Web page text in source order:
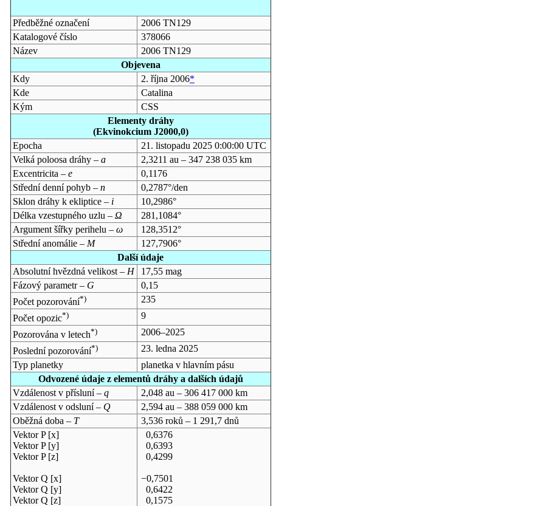
Předběžné označení
2006 TN129
Katalogové číslo
378066
Název
2006 TN129
Objevena
Kdy
2. října 2006*
Kde
Catalina
Kým
CSS
Elementy dráhy
(Ekvinokcium J2000,0)
Epocha
21. listopadu 2025 0:00:00 UTC
Velká poloosa dráhy – a
2,3211 au – 347 238 035 km
Excentricita – e
0,1176
Střední denní pohyb – n
0,2787°/den
Sklon dráhy k ekliptice – i
10,2986°
Délka vzestupného uzlu – Ω
281,1084°
Argument šířky perihelu – ω
128,3512°
Střední anomálie – M
127,7906°
Další údaje
Absolutní hvězdná velikost – H
17,55 mag
Fázový parametr – G
0,15
Počet pozorování*)
235
Počet opozic*)
9
Pozorována v letech*)
2006–2025
Poslední pozorování*)
23. ledna 2025
Typ planetky
planetka v hlavním pásu
Odvozené údaje z elementů dráhy a dalších údajů
Vzdálenost v přísluní – q
2,048 au – 306 417 000 km
Vzdálenost v odsluní – Q
2,594 au – 388 059 000 km
Oběžná doba – T
3,536 roků – 1 291,7 dnů
Vektor P [x]
Vektor P [y]
Vektor P [z]
Vektor Q [x]
Vektor Q [y]
Vektor Q [z]
0,6376
0,6393
0,4299
−0,7501
0,6422
0,1575